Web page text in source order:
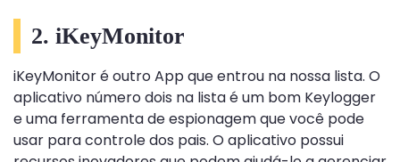
2. iKeyMonitor
iKeyMonitor é outro App que entrou na nossa lista. O
aplicativo número dois na lista é um bom Keylogger
e uma ferramenta de espionagem que você pode
usar para controle dos pais. O aplicativo possui